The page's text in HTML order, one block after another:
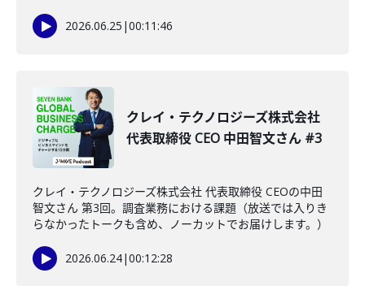
2026.06.25 |00:11:46
クレイ・テクノロジーズ株式会社
代表取締役 CEO 中田智文さん #3
クレイ・テクノロジーズ株式会社 代表取締役 CEOの中田
智文さん 第3回。調査業務における課題（放送では入りき
らなかったトークも含め、ノーカットでお届けします。）
2026.06.24|00:12:28